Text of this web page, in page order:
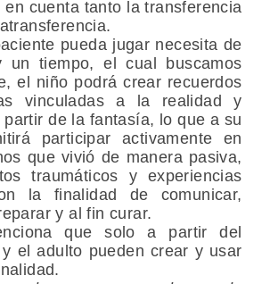
en cuenta tanto la transferencia
pueda jugar necesita de
un tiempo, el cual buscamos
el niño podrá crear recuerdos
vinculadas a la realidad y
de la fantasía, lo que a su
participar activamente en
que vivió de manera pasiva,
traumáticos y experiencias
la finalidad de comunicar,
y al fin curar.
que solo a partir del
el adulto pueden crear y usar